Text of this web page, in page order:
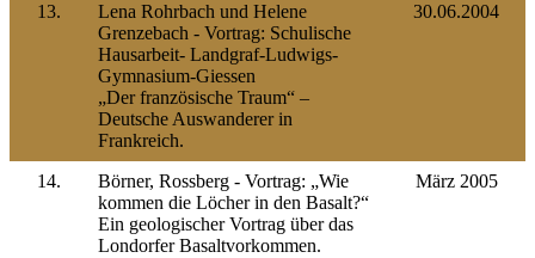
13.
Lena Rohrbach und Helene
Grenzebach - Vortrag: Schulische
Hausarbeit- Landgraf-Ludwigs-
Gymnasium-Giessen
„Der französische Traum“ –
Deutsche Auswanderer in
Frankreich.
30.06.2004
14.
Börner, Rossberg - Vortrag: „Wie
kommen die Löcher in den Basalt?“
Ein geologischer Vortrag über das
Londorfer Basaltvorkommen.
März 2005